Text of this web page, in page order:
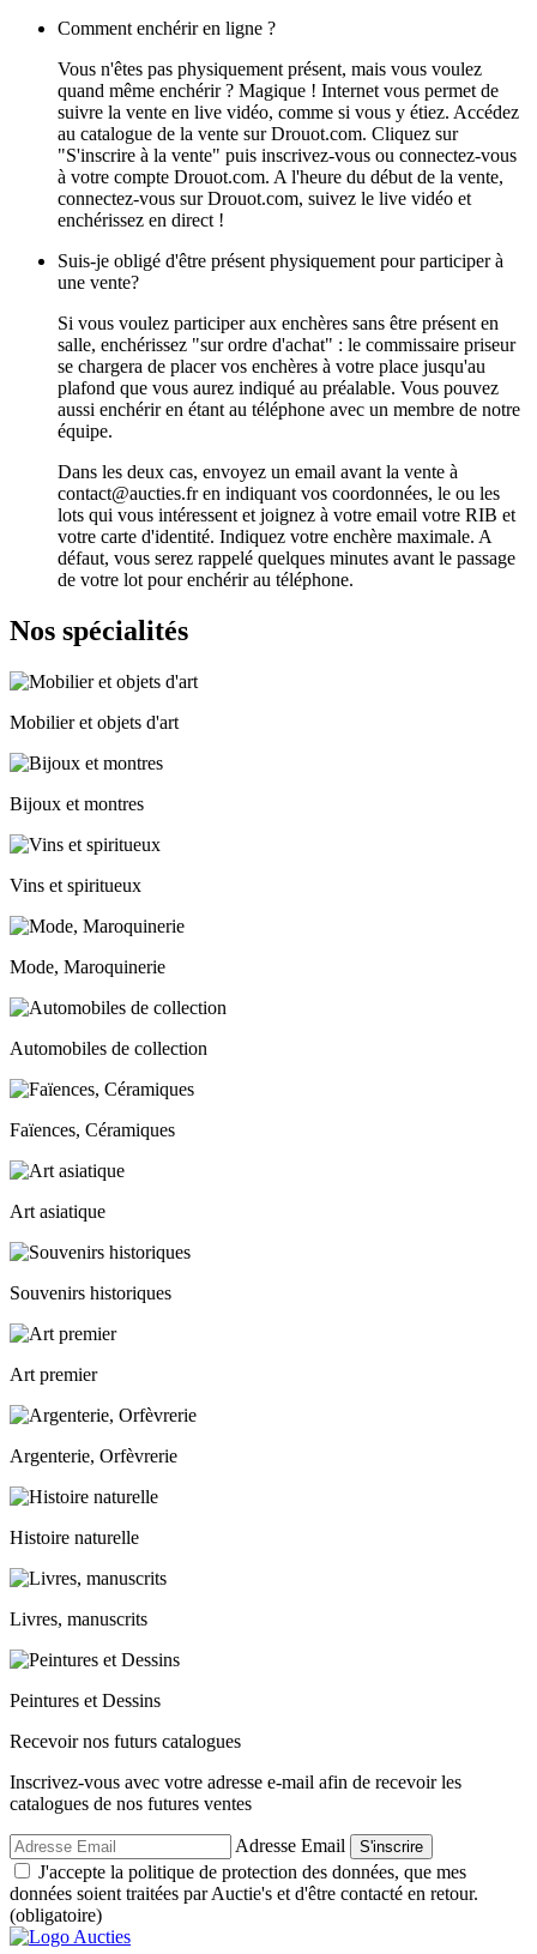
Comment enchérir en ligne ?
Vous n'êtes pas physiquement présent, mais vous voulez
quand même enchérir ? Magique ! Internet vous permet de
suivre la vente en live vidéo, comme si vous y étiez. Accédez
au catalogue de la vente sur Drouot.com. Cliquez sur
"S'inscrire à la vente" puis inscrivez-vous ou connectez-vous
à votre compte Drouot.com. A l'heure du début de la vente,
connectez-vous sur Drouot.com, suivez le live vidéo et
enchérissez en direct !
Suis-je obligé d'être présent physiquement pour participer à
une vente?
Si vous voulez participer aux enchères sans être présent en
salle, enchérissez "sur ordre d'achat" : le commissaire priseur
se chargera de placer vos enchères à votre place jusqu'au
plafond que vous aurez indiqué au préalable. Vous pouvez
aussi enchérir en étant au téléphone avec un membre de notre
équipe.
Dans les deux cas, envoyez un email avant la vente à
contact@aucties.fr en indiquant vos coordonnées, le ou les
lots qui vous intéressent et joignez à votre email votre RIB et
votre carte d'identité. Indiquez votre enchère maximale. A
défaut, vous serez rappelé quelques minutes avant le passage
de votre lot pour enchérir au téléphone.
Nos spécialités
Mobilier et objets d'art
Bijoux et montres
Vins et spiritueux
Mode, Maroquinerie
Automobiles de collection
Faïences, Céramiques
Art asiatique
Souvenirs historiques
Art premier
Argenterie, Orfèvrerie
Histoire naturelle
Livres, manuscrits
Peintures et Dessins
Recevoir nos futurs catalogues
Inscrivez-vous avec votre adresse e-mail afin de recevoir les
catalogues de nos futures ventes
Adresse Email S'inscrire
J'accepte la politique de protection des données, que mes
données soient traitées par Auctie's et d'être contacté en retour.
(obligatoire)